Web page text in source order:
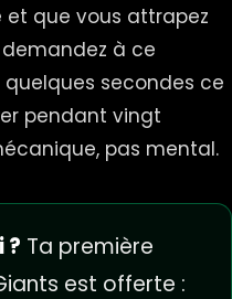
et que vous attrapez
à ce
secondes ce
pendant vingt
pas mental.
? Ta première
est offerte :